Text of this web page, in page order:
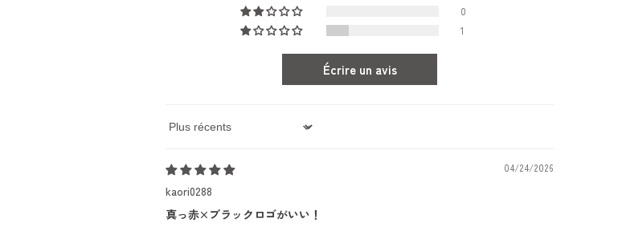
0
1
Écrire un avis
Sort by
04/24/2026
kaori0288
真っ赤×ブラックロゴがいい！